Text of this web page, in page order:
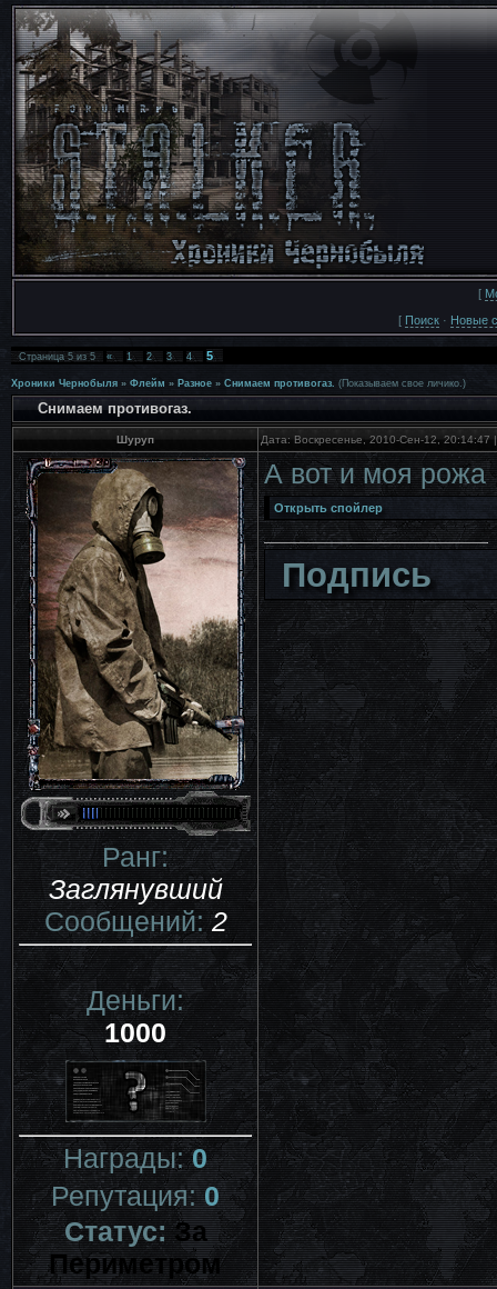
[
[ Поиск · Новые
Страница5из5 « 1 2 3 4 5
Хроники Чернобыля » Флейм » Разное » Снимаем противогаз. (Показываем свое личико.)
Снимаем противогаз.
Шуруп Дата: Воскресенье, 2010-Сен-12,
Ранг:
Заглянувший
Сообщений:2
Деньги:
1000
Награды:0
Репутация:0
Статус:За
Периметром
А вот и моя рожа
Подпись